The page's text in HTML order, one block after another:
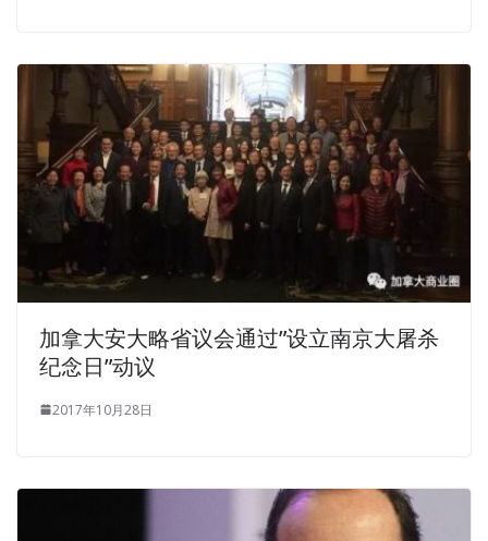
加拿大安大略省议会通过”设立南京大屠杀
纪念日”动议
2017年10月28日